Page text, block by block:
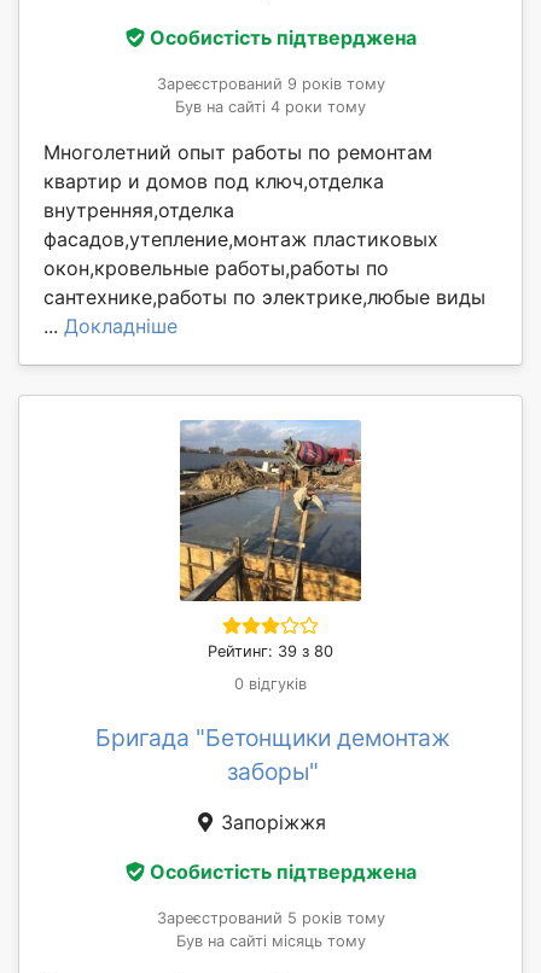
Особистість підтверджена
Зареєстрований 9 років тому
Був на сайті 4 роки тому
Многолетний опыт работы по ремонтам
квартир и домов под ключ,отделка
внутренняя,отделка
фасадов,утепление,монтаж пластиковых
окон,кровельные работы,работы по
сантехнике,работы по электрике,любые виды
... Докладніше
Рейтинг: 39 з 80
0 відгуків
Бригада "Бетонщики демонтаж
заборы"
Запоріжжя
Особистість підтверджена
Зареєстрований 5 років тому
Був на сайті місяць тому